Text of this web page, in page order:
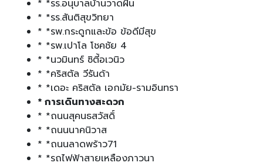
* *รร.อนุบาลบ้านวาดฝัน
* *รร.สันติสุขวิทยา
* *รพ.กระดูกและข้อ ข้อดีมีสุข
* *รพ.เปาโล โชคชัย 4
* *นวมินทร์ ซิตี้อเวนิว
* *คริสตัล วีรันด้า
* *เดอะ คริสตัล เอกมัย-รามอินทรา
* การเดินทางสะดวก
* *ถนนสุคนธสวัสดิ์
* *ถนนนาคนิวาส
* *ถนนลาดพร้าว71
* *รถไฟฟ้าสายเหลืองภาวนา